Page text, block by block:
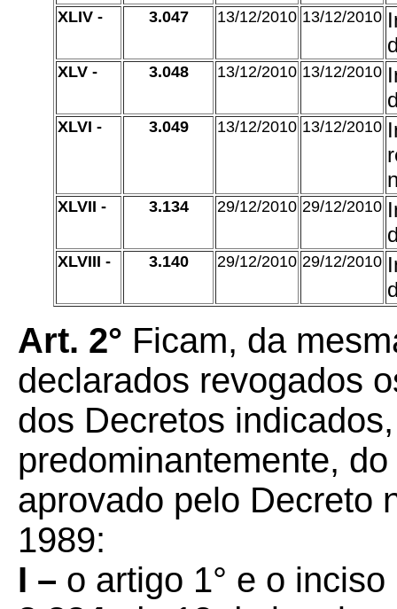
XLIV - 3.047 13/12/2010 13/12/2010
XLV - 3.048 13/12/2010 13/12/2010
XLVI - 3.049 13/12/2010 13/12/2010
XLVII - 3.134 29/12/2010 29/12/2010
XLVIII - 3.140 29/12/2010 29/12/2010
Art. 2° Ficam, da
declarados revogados
dos Decretos
predominantemente,
aprovado pelo Decreto
1989:
I – o artigo 1° e o